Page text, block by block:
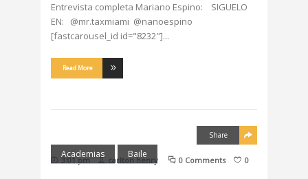
Entrevista completa Mariano Espino: SIGUELO
EN: @mr.taxmiami @nanoespino
[fastcarousel_id id="8232"]
Read More
Academias Baile
Share
3:01 pm carlton henry 0 Comments 0